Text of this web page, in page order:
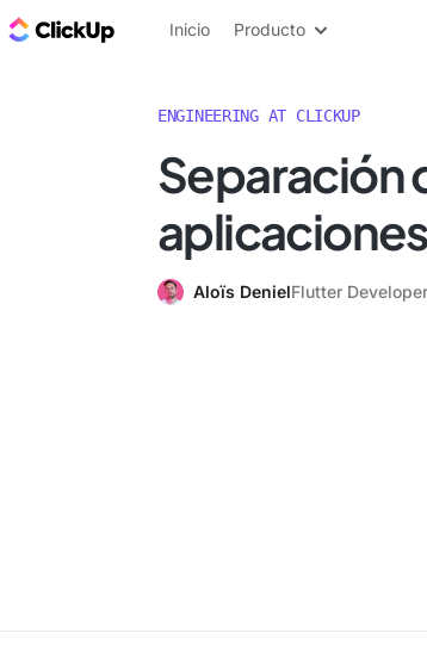
ClickUp Blog
Inicio Producto
ENGINEERING AT CLICKUP
Separación
Aloïs DenielFlutter Developer